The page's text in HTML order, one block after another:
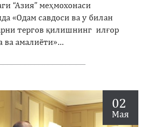
“Азия” меҳмохонаси
«Одам савдоси ва у билан
тергов қилишнинг илғор
ва амалиёти»…
02
Мая